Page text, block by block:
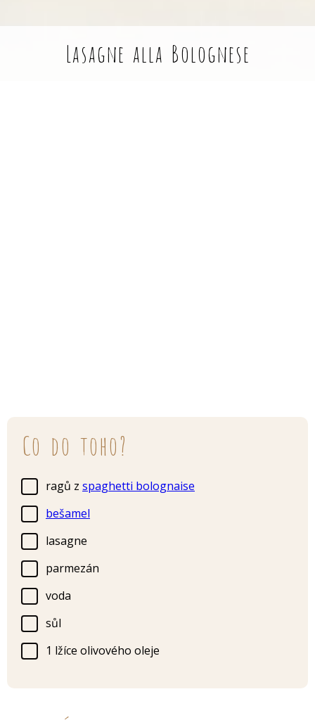
Lasagne alla Bolognese
Co do toho?
ragů z spaghetti bolognaise
bešamel
lasagne
parmezán
voda
sůl
1 lžíce olivového oleje